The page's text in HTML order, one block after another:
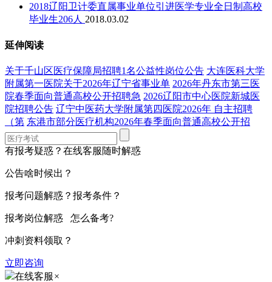
2018辽阳卫计委直属事业单位引进医学专业全日制高校
毕业生206人 2018.03.02
延伸阅读
关于千山区医疗保障局招聘1名公益性岗位公告 大连医科大学
附属第一医院关于2026年辽宁省事业单 2026年丹东市第三医
院春季面向普通高校公开招聘急 2026辽阳市中心医院新城医
院招聘公告 辽宁中医药大学附属第四医院2026年 自主招聘
（第 东港市部分医疗机构2026年春季面向普通高校公开招
有报考疑惑？在线客服随时解惑
公告啥时候出？
报考问题解惑？报考条件？
报考岗位解惑 怎么备考?
冲刺资料领取？
立即咨询
在线客服 ×